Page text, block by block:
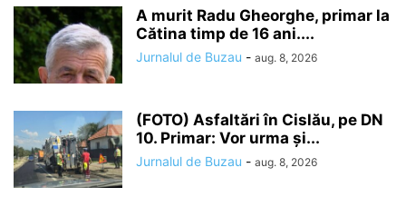
A murit Radu Gheorghe, primar la
Cătina timp de 16 ani....
Jurnalul de Buzau - aug. 8, 2026
(FOTO) Asfaltări în Cislău, pe DN
10. Primar: Vor urma și...
Jurnalul de Buzau - aug. 8, 2026